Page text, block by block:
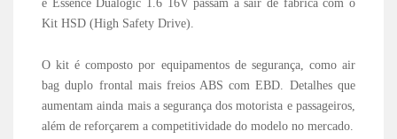
e Essence Dualogic 1.6 16V passam a sair de fábrica com o
Kit HSD (High Safety Drive).
O kit é composto por equipamentos de segurança, como air
bag duplo frontal mais freios ABS com EBD. Detalhes que
aumentam ainda mais a segurança dos motorista e passageiros,
além de reforçarem a competitividade do modelo no mercado.